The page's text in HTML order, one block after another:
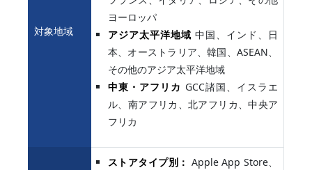
対象地域
ヨーロッパ
アジア太平洋地域 中国、インド、日
本、オーストラリア、韓国、ASEAN、
その他のアジア太平洋地域
中東・アフリカ GCC諸国、イスラエ
ル、南アフリカ、北アフリカ、中央ア
フリカ
ストアタイプ別： Apple App Store、